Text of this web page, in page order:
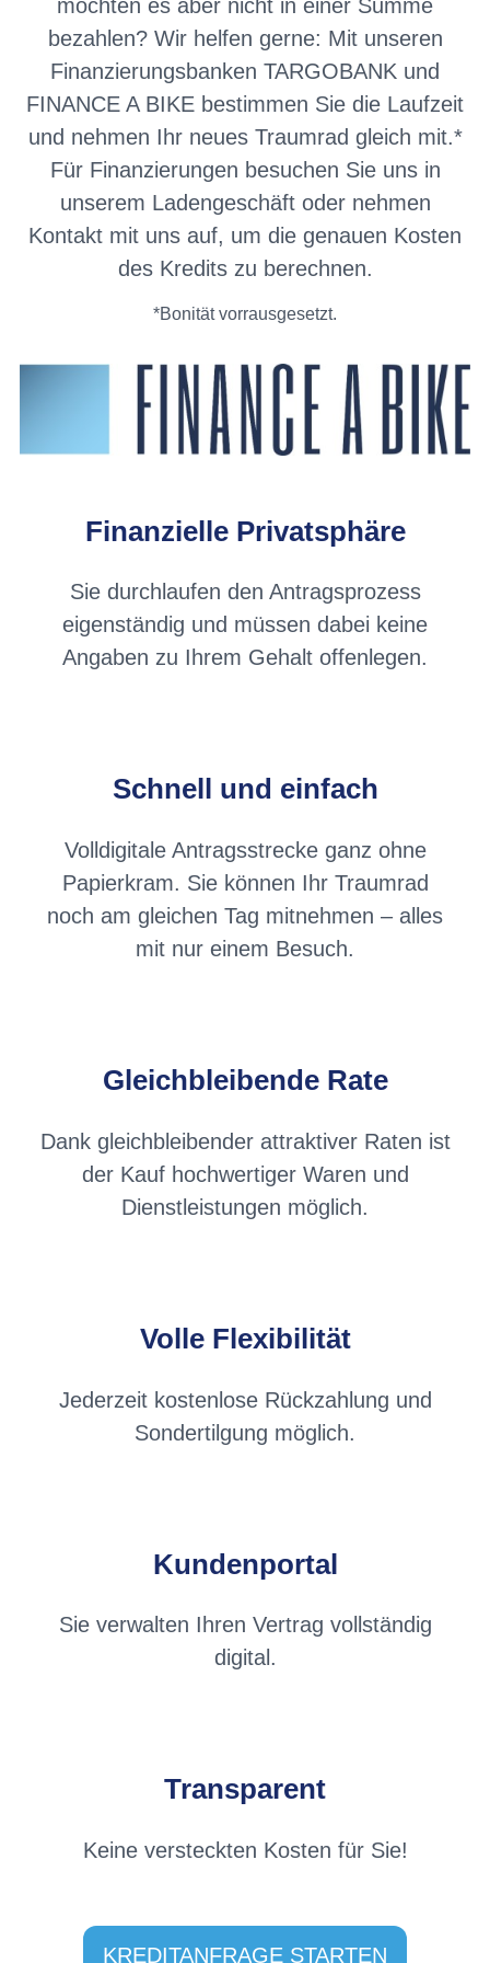
Jetzt fahren, später zahlen
möchten es aber nicht in einer Summe
bezahlen? Wir helfen gerne: Mit unseren
Finanzierungsbanken TARGOBANK und
FINANCE A BIKE bestimmen Sie die Laufzeit
und nehmen Ihr neues Traumrad gleich mit.*
Für Finanzierungen besuchen Sie uns in
unserem Ladengeschäft oder nehmen
Kontakt mit uns auf, um die genauen Kosten
des Kredits zu berechnen.
*Bonität vorrausgesetzt.
Finanzielle Privatsphäre
Sie durchlaufen den Antragsprozess
eigenständig und müssen dabei keine
Angaben zu Ihrem Gehalt offenlegen.
Schnell und einfach
Volldigitale Antragsstrecke ganz ohne
Papierkram. Sie können Ihr Traumrad
noch am gleichen Tag mitnehmen – alles
mit nur einem Besuch.
Gleichbleibende Rate
Dank gleichbleibender attraktiver Raten ist
der Kauf hochwertiger Waren und
Dienstleistungen möglich.
Volle Flexibilität
Jederzeit kostenlose Rückzahlung und
Sondertilgung möglich.
Kundenportal
Sie verwalten Ihren Vertrag vollständig
digital.
Transparent
Keine versteckten Kosten für Sie!
KREDITANFRAGE STARTEN